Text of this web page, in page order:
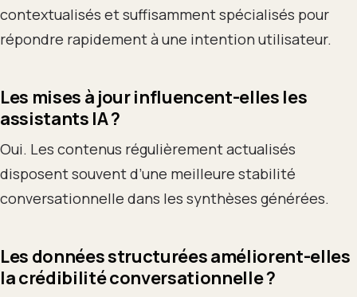
contextualisés et suffisamment spécialisés pour
répondre rapidement à une intention utilisateur.
Les mises à jour influencent-elles les
assistants IA ?
Oui. Les contenus régulièrement actualisés
disposent souvent d’une meilleure stabilité
conversationnelle dans les synthèses générées.
Les données structurées améliorent-elles
la crédibilité conversationnelle ?